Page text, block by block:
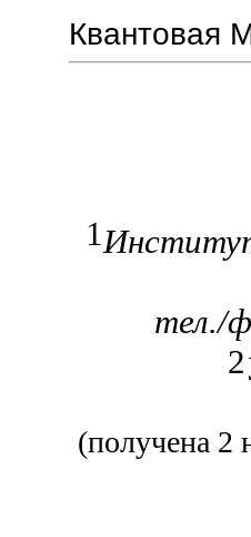
Квантовая
1
тел./
2
(получена 2